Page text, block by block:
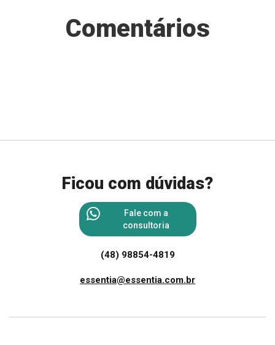
Comentários
Ficou com dúvidas?
Fale com a
consultoria
(48) 98854-4819
essentia@essentia.com.br